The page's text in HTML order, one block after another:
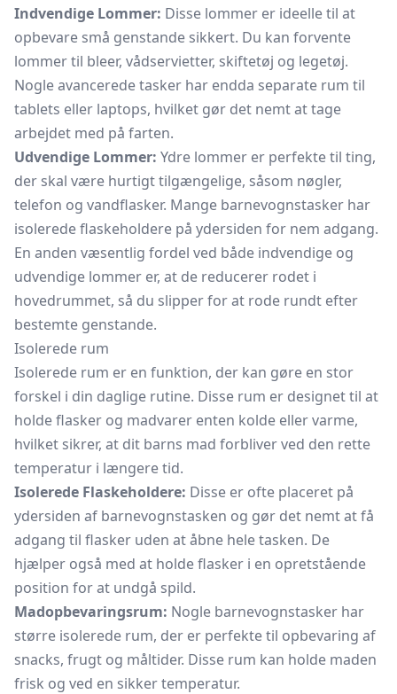
Indvendige Lommer: Disse lommer er ideelle til at
opbevare små genstande sikkert. Du kan forvente
lommer til bleer, vådservietter, skiftetøj og legetøj.
Nogle avancerede tasker har endda separate rum til
tablets eller laptops, hvilket gør det nemt at tage
arbejdet med på farten.
Udvendige Lommer: Ydre lommer er perfekte til ting,
der skal være hurtigt tilgængelige, såsom nøgler,
telefon og vandflasker. Mange barnevognstasker har
isolerede flaskeholdere på ydersiden for nem adgang.
En anden væsentlig fordel ved både indvendige og
udvendige lommer er, at de reducerer rodet i
hovedrummet, så du slipper for at rode rundt efter
bestemte genstande.
Isolerede rum
Isolerede rum er en funktion, der kan gøre en stor
forskel i din daglige rutine. Disse rum er designet til at
holde flasker og madvarer enten kolde eller varme,
hvilket sikrer, at dit barns mad forbliver ved den rette
temperatur i længere tid.
Isolerede Flaskeholdere: Disse er ofte placeret på
ydersiden af barnevognstasken og gør det nemt at få
adgang til flasker uden at åbne hele tasken. De
hjælper også med at holde flasker i en opretstående
position for at undgå spild.
Madopbevaringsrum: Nogle barnevognstasker har
større isolerede rum, der er perfekte til opbevaring af
snacks, frugt og måltider. Disse rum kan holde maden
frisk og ved en sikker temperatur.